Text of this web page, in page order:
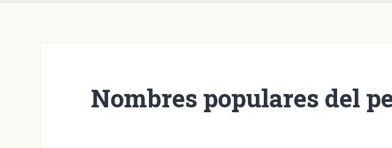
Nombres populares del